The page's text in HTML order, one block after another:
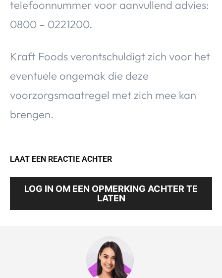
telefoonnummer voor aanvullend advies:
0800 – 0221200.
Kraft Foods verontschuldigt zich voor het
eventuele ongemak die deze
voorzorgsmaatregel met zich mee kan
brengen.
LAAT EEN REACTIE ACHTER
LOG IN OM EEN OPMERKING ACHTER TE
LATEN